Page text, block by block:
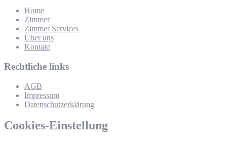
Home
Zimmer
Zimmer Services
Über uns
Kontakt
Rechtliche links
AGB
Impressum
Datenschutzerklärung
Cookies-Einstellung